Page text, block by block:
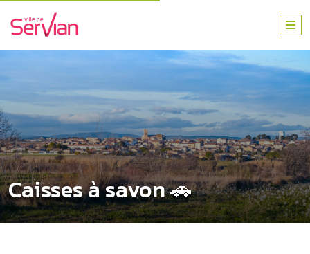
Caisses à savon 🚗